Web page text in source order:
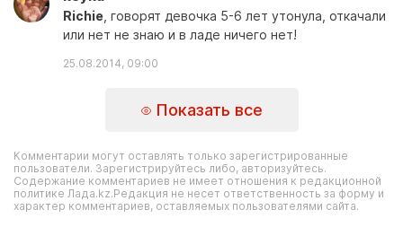
Richie , говорят девочка 5-6 лет утонула, откачали
или нет не знаю и в ладе ничего нет!
25.08.2014, 09:00
Показать все
Комментарии могут оставлять только зарегистрированные
пользователи. Зарегистрируйтесь либо, авторизуйтесь.
Содержание комментариев не имеет отношения к редакционной
политике Лада.kz.Редакция не несет ответственность за форму и
характер комментариев, оставляемых пользователями сайта.